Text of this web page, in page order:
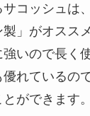
コッシュは
」がオスス
いので長く
れているの
ができます。